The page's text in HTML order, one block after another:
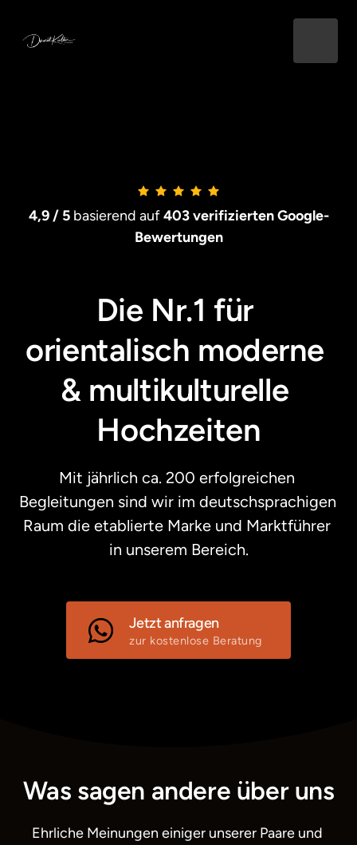
4,9 / 5 basierend auf 403 verifizierten Google-
Bewertungen
Die Nr.1 für
orientalisch moderne
& multikulturelle
Hochzeiten
Mit jährlich ca. 200 erfolgreichen
Begleitungen sind wir im deutschsprachigen
Raum die etablierte Marke und Marktführer
in unserem Bereich.
Jetzt anfragen
zur kostenlose Beratung
Was sagen andere über uns
Ehrliche Meinungen einiger unserer Paare und